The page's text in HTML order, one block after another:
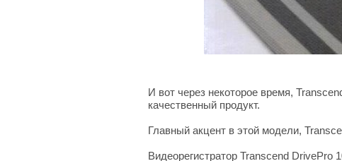
И вот через некоторое время,
качественный продукт.
Главный акцент в этой модели,
Видеорегистратор Transcend DrivePro